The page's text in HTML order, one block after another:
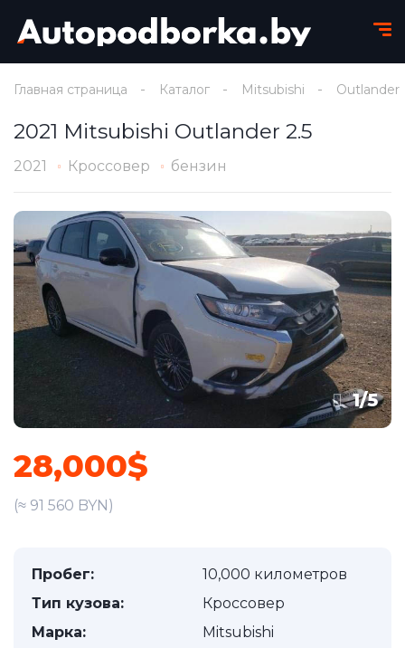
Главная страница Каталог Mitsubishi Outlander
2021 Mitsubishi Outlander 2.5
2021 Кроссовер бензин
1/5
28,000$
(≈ 91 560 BYN)
Пробег:
10,000 километров
Тип кузова:
Кроссовер
Марка:
Mitsubishi